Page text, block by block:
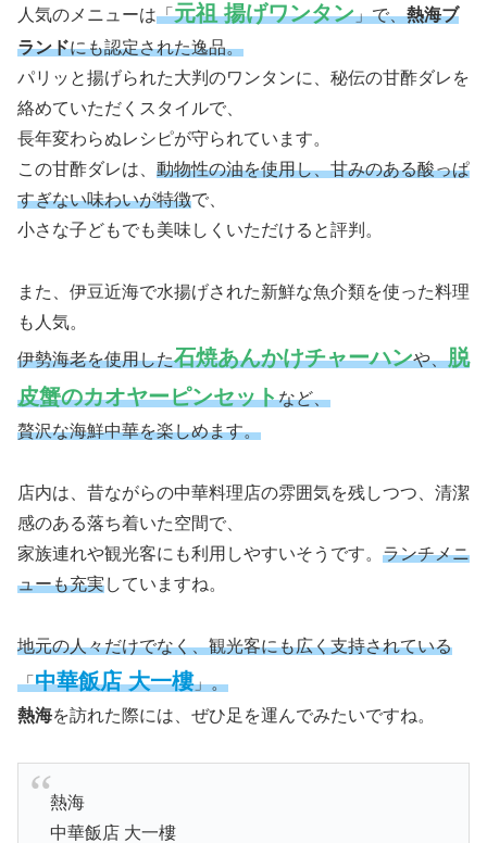
人気のメニューは「元祖 揚げワンタン」で、熱海ブ
ランドにも認定された逸品。
パリッと揚げられた大判のワンタンに、秘伝の甘酢ダレを
絡めていただくスタイルで、
長年変わらぬレシピが守られています。
この甘酢ダレは、 動物性の油を使用し、甘みのある酸っぱ
すぎない味わいが特徴で、
小さな子どもでも美味しくいただけると評判。
また、伊豆近海で水揚げされた新鮮な魚介類を使った料理
も人気。
伊勢海老を使用した石焼あんかけチャーハンや、脱
皮蟹のカオヤーピンセットなど、
贅沢な海鮮中華を楽しめます。
店内は、昔ながらの中華料理店の雰囲気を残しつつ、清潔
感のある落ち着いた空間で、
家族連れや観光客にも利用しやすいそうです。 ランチメニ
ューも充実していますね。
地元の人々だけでなく、観光客にも広く支持されている
「中華飯店 大一樓」。
熱海を訪れた際には、ぜひ足を運んでみたいですね。
熱海
中華飯店 大一樓